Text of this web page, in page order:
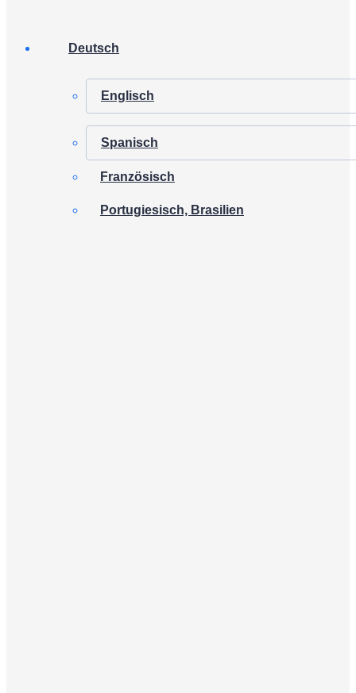
Deutsch
Englisch
Spanisch
Französisch
Portugiesisch, Brasilien